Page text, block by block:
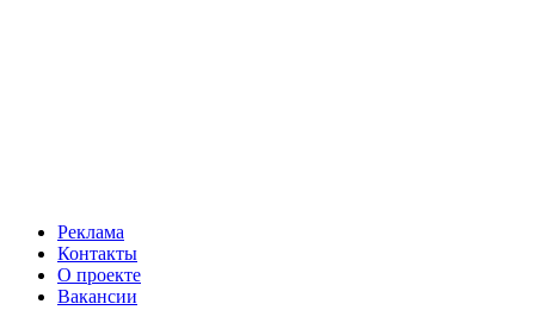
Реклама
Контакты
О проекте
Вакансии